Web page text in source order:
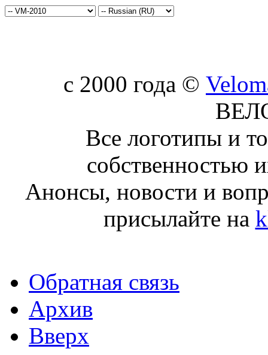
c 2000 года ©
Все логотипы и
собственностью
Анонсы, новости и
присылайте на
Обратная связь
Архив
Вверх